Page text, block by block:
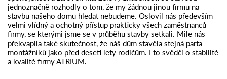
jednoznačně rozhodly o tom, že my žádnou jinou firmu na
stavbu našeho domu hledat nebudeme. Oslovil nás především
velmi vlídný a ochotný přístup prakticky všech zaměstnanců
firmy, se kterými jsme se v průběhu stavby setkali. Mile nás
překvapila také skutečnost, že náš dům stavěla stejná parta
montážníků jako před deseti lety rodičům. I to svědčí o stabilitě
a kvalitě firmy ATRIUM.